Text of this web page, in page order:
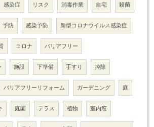
感染症 リスク 消毒作業 自宅 殺菌
予防 感染予防 新型コロナウイルス感染症
コロナ バリアフリー
施設 下準備 手すり 控除
バリアフリーリフォーム ガーデニング 庭
庭園 テラス 植物 室内窓